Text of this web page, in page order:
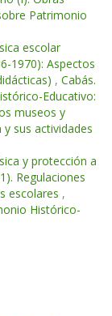
Patrimonio
escolar
1970): Aspectos
, Cabás.
Educativo:
museos y
sus actividades
y protección a
Regulaciones
escolares ,
Histórico-